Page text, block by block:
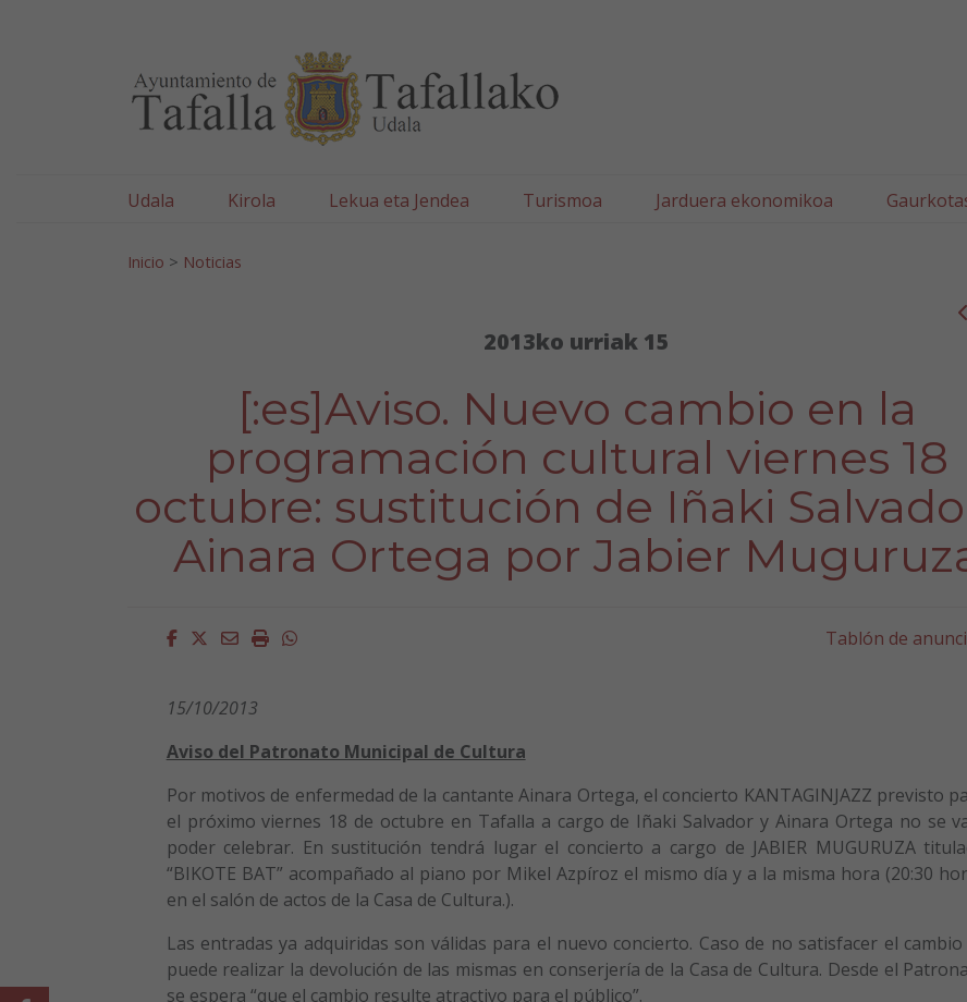
Udala Kirola Lekua eta Jendea Turismoa Jarduera ekonomikoa
Inicio > Noticias
2013ko urriak 15
[:es]Aviso. Nuevo cambio en la
programación cultural viernes 18
octubre: sustitución de Iñaki
Ainara Ortega por Jabier
Facebook
Twitter
EmailImprimirWhatsapp Tablón de
15/10/2013
Aviso del Patronato Municipal de Cultura
Por motivos de enfermedad de la cantante Ainara Ortega, el concierto KANTAGINJAZZ previsto
el próximo viernes 18 de octubre en Tafalla a cargo de Iñaki Salvador y Ainara Ortega no se
poder celebrar. En sustitución tendrá lugar el concierto a cargo de JABIER MUGURUZA
“BIKOTE BAT” acompañado al piano por Mikel Azpíroz el mismo día y a la misma hora (20:30
en el salón de actos de la Casa de Cultura.).
Las entradas ya adquiridas son válidas para el nuevo concierto. Caso de no satisfacer el cambio
puede realizar la devolución de las mismas en conserjería de la Casa de Cultura. Desde el
se espera “que el cambio resulte atractivo para el público”.